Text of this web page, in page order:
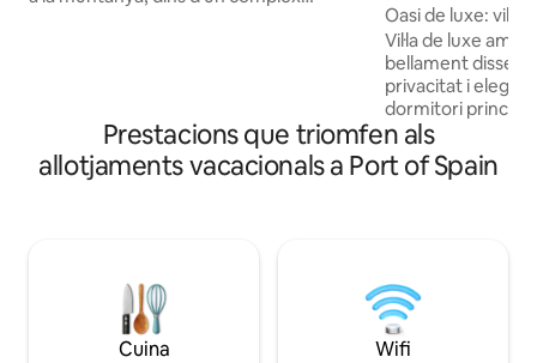
«king size», un ampli armari, un bany
increïble per començar el dia amb
energia o per relaxar-se. A pocs minuts
prendre un cafè al matí i una copa al
nsion
Oasi de luxe:
piscina privada
Vil·la de luxe amb
bellament
privacitat i
dormitori principal
donen
piscina,
i l'exterior sense
cotxes. Situada
Costa Daurada de Trinitat
del centre
Prestacions que triomfen als
allotjaments vacacionals a Port of Spain
Cuina Wifi